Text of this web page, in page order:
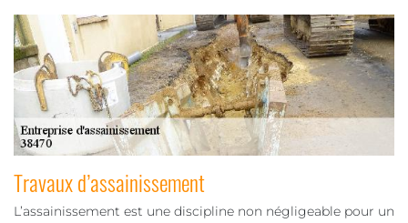
Travaux d’assainissement
L’assainissement est une discipline non négligeable pour un